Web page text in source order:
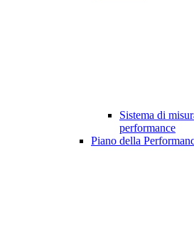
Sistema di
performance
Piano della